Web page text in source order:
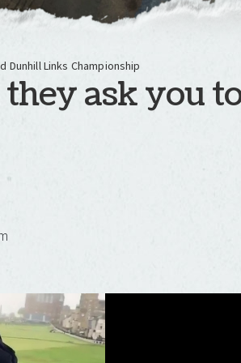
Dunhill Links Championship
ask you